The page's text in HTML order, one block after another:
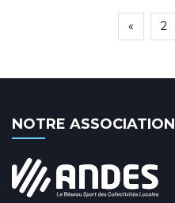
« 2
NOTRE ASSOCIATION